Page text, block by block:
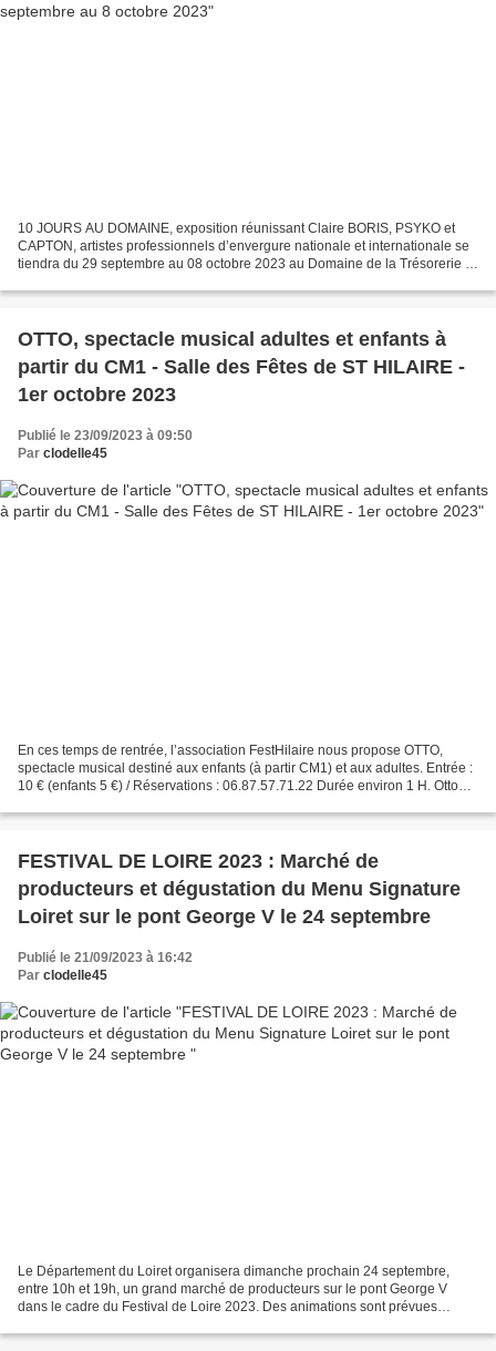
10 JOURS AU DOMAINE, exposition réunissant Claire BORIS, PSYKO et
CAPTON, artistes professionnels d’envergure nationale et internationale se
tiendra du 29 septembre au 08 octobre 2023 au Domaine de la Trésorerie à
OTTO, spectacle musical adultes et enfants à
partir du CM1 - Salle des Fêtes de ST HILAIRE -
1er octobre 2023
Publié le 23/09/2023 à 09:50
Par clodelle45
En ces temps de rentrée, l’association FestHilaire nous propose OTTO,
spectacle musical destiné aux enfants (à partir CM1) et aux adultes. Entrée :
10 € (enfants 5 €) / Réservations : 06.87.57.71.22 Durée environ 1 H. Otto
FESTIVAL DE LOIRE 2023 : Marché de
producteurs et dégustation du Menu Signature
Loiret sur le pont George V le 24 septembre
Publié le 21/09/2023 à 16:42
Par clodelle45
Le Département du Loiret organisera dimanche prochain 24 septembre,
entre 10h et 19h, un grand marché de producteurs sur le pont George V
dans le cadre du Festival de Loire 2023. Des animations sont prévues